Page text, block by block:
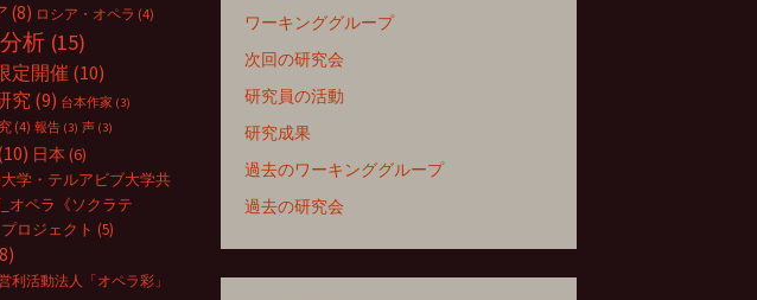
ワーキンググループ
次回の研究会
研究員の活動
研究成果
過去のワーキンググループ
過去の研究会
(8) ロシア・オペラ (4)
析 (15)
定開催 (10)
究 (9) 台本作家 (3)
(4) 報告 (3) 声 (3)
日本 (6)
学・テルアビブ大学共
オペラ《ソクラテ
ロジェクト (5)
利活動法人「オペラ彩」